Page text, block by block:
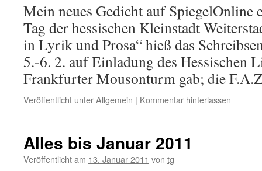
Mein neues Gedicht auf SpiegelOnline
Tag der hessischen Kleinstadt
in Lyrik und Prosa“ hieß das
5.-6. 2. auf Einladung des Hessischen
Frankfurter Mousonturm gab; die
Veröffentlicht unterAllgemein | Kommentar hinterlassen
Alles bis Januar 2011
Veröffentlicht am 13. Januar 2011 von tg